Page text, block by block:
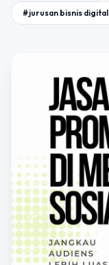
#jurusan bisnis digital